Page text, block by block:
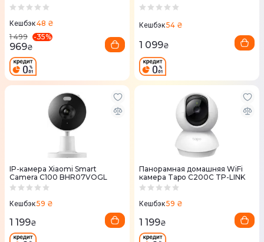
Кешбэк48 ₴
1 499
-35%
969₴
Кешбэк54 ₴
1 099₴
IP-камера Xiaomi Smart
Camera C100 BHR07VOGL
Кешбэк59 ₴
1 199₴
Панорамная домашняя WiFi
камера Tapo C200C TP-LINK
Кешбэк59 ₴
1 199₴